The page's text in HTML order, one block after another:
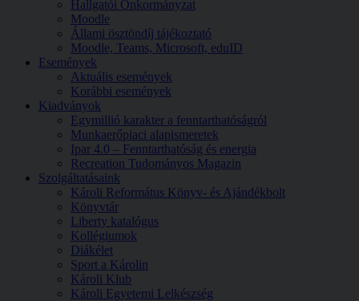
Hallgatói Önkormányzat
Moodle
Állami ösztöndíj tájékoztató
Moodle, Teams, Microsoft, eduID
Események
Aktuális események
Korábbi események
Kiadványok
Egymillió karakter a fenntarthatóságról
Munkaerőpiaci alapismeretek
Ipar 4.0 – Fenntarthatóság és energia
Recreation Tudományos Magazin
Szolgáltatásaink
Károli Református Könyv- és Ajándékbolt
Könyvtár
Liberty katalógus
Kollégiumok
Diákélet
Sport a Károlin
Károli Klub
Károli Egyetemi Lelkészség